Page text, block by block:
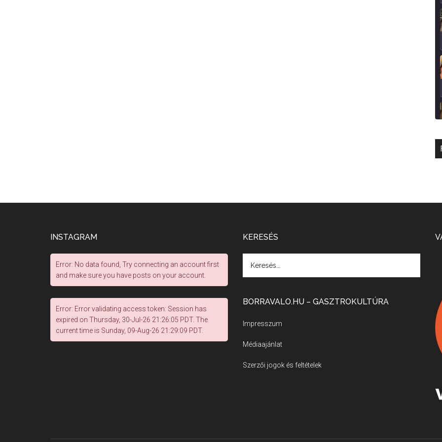
INSTAGRAM
Error: No data found, Try connecting an account first
and make sure you have posts on your account.
Error: Error validating access token: Session has
expired on Thursday, 30-Jul-26 21:26:05 PDT. The
current time is Sunday, 09-Aug-26 21:29:09 PDT.
KERESÉS
BORRAVALO.HU – GASZTROKULTÚRA
Impresszum
Médiaajánlat
Szerzői jogok és feltételek